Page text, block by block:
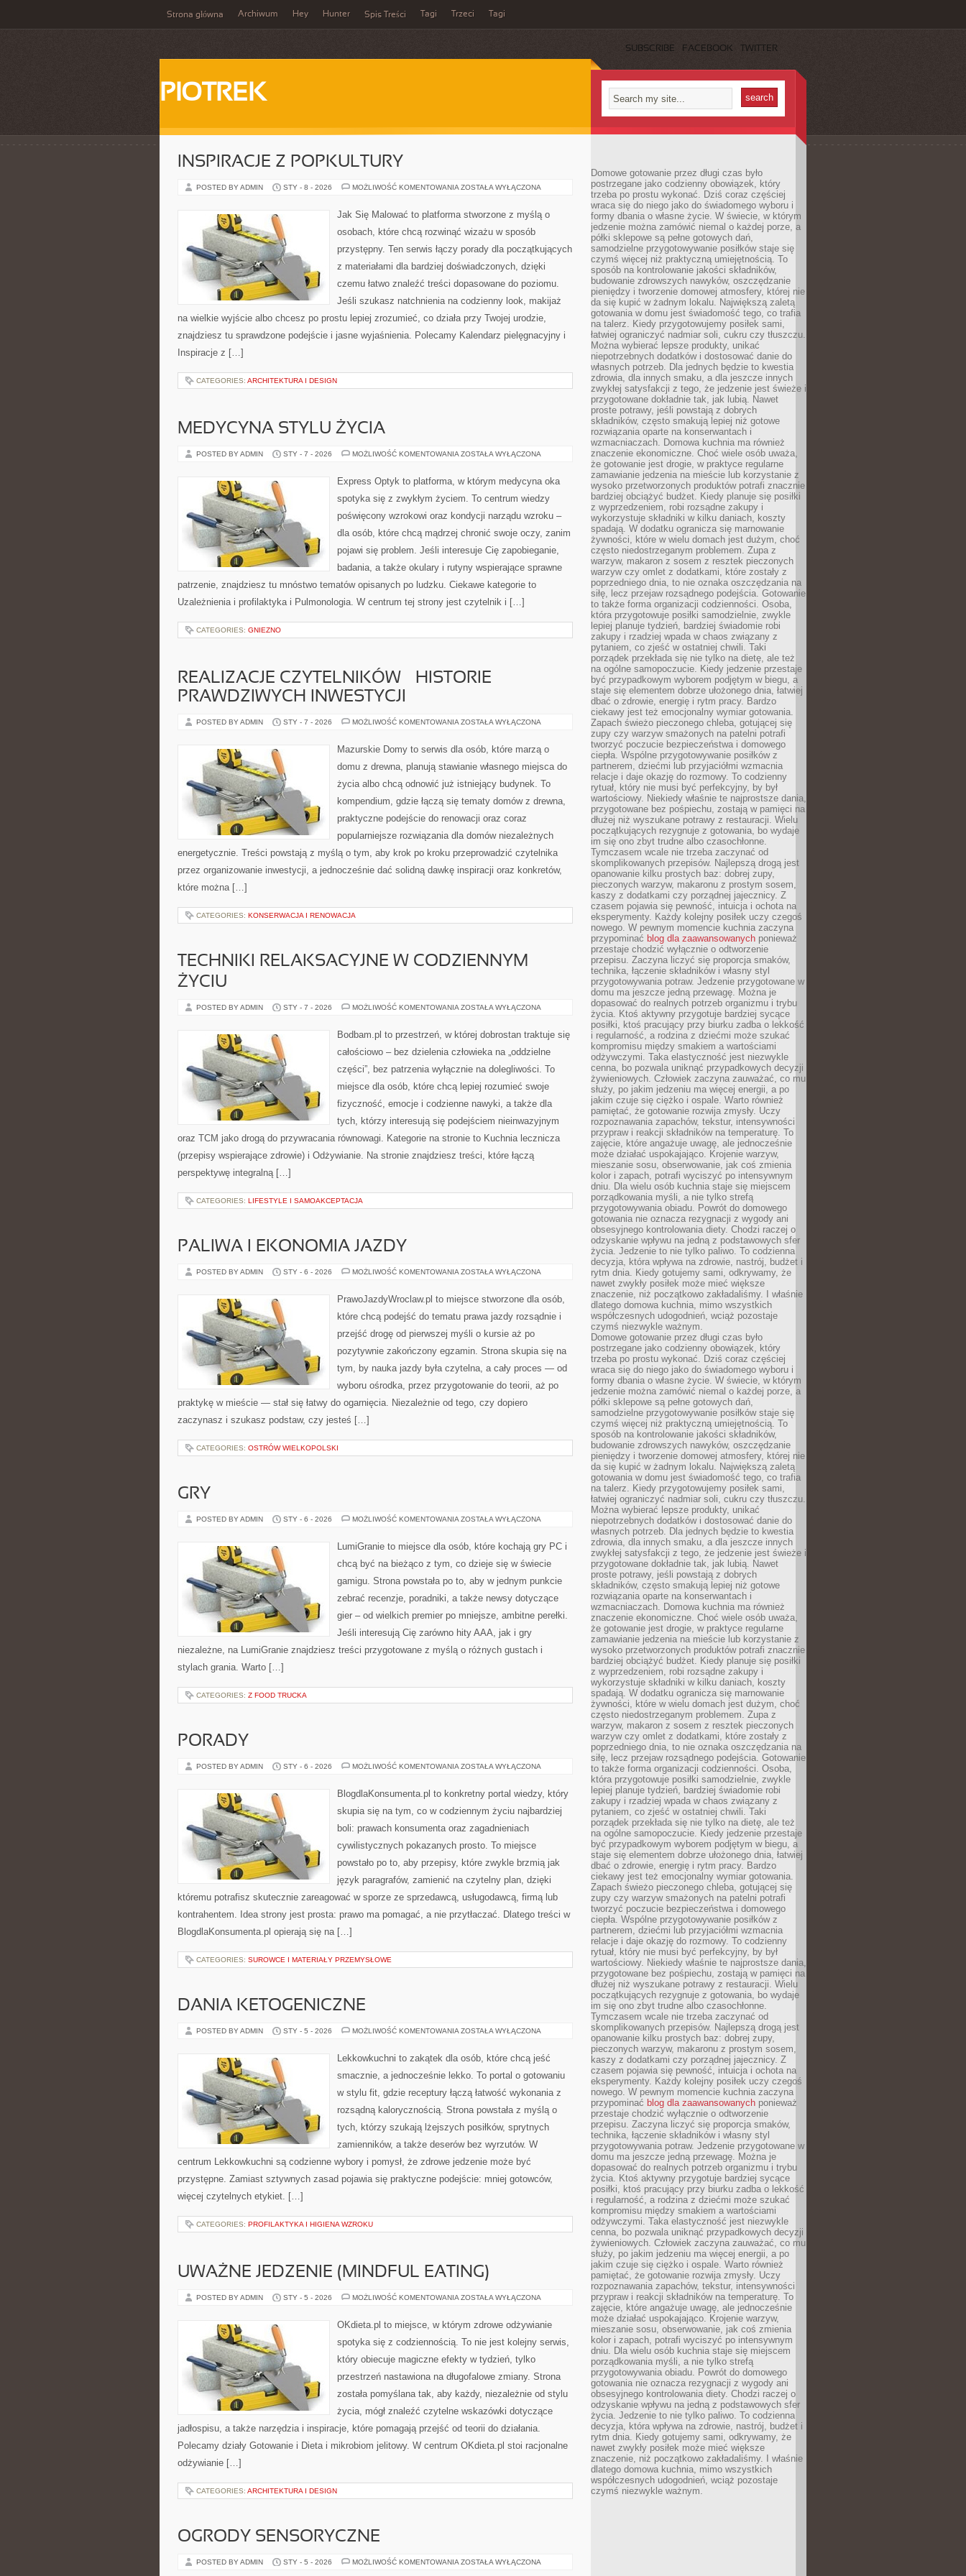
Strona główna Archiwum Hey Hunter Spis Treści Tagi Trzeci Tagi
SUBSCRIBE FACEBOOK TWITTER
PIOTREK
INSPIRACJE Z POPKULTURY
POSTED BY ADMIN STY - 8 - 2026 MOŻLIWOŚĆ KOMENTOWANIA INSPIRACJE
ZOSTAŁA WYŁĄCZONA
Jak Się Malować to platforma stworzone z myślą o
osobach, które chcą rozwinąć wizażu w sposób
przystępny. Ten serwis łączy porady dla początkujących
z materiałami dla bardziej doświadczonych, dzięki
czemu łatwo znaleźć treści dopasowane do poziomu.
Jeśli szukasz natchnienia na codzienny look, makijaż
na wielkie wyjście albo chcesz po prostu lepiej zrozumieć, co działa przy Twojej urodzie,
znajdziesz tu sprawdzone podejście i jasne wyjaśnienia. Polecamy Kalendarz pielęgnacyjny i
Inspiracje z […]
CATEGORIES: ARCHITEKTURA I DESIGN
MEDYCYNA STYLU ŻYCIA
POSTED BY ADMIN STY - 7 - 2026 MOŻLIWOŚĆ KOMENTOWANIA MEDYCYNA
ZOSTAŁA WYŁĄCZONA
Express Optyk to platforma, w którym medycyna oka
spotyka się z zwykłym życiem. To centrum wiedzy
poświęcony wzrokowi oraz kondycji narządu wzroku –
dla osób, które chcą mądrzej chronić swoje oczy, zanim
pojawi się problem. Jeśli interesuje Cię zapobieganie,
badania, a także okulary i rutyny wspierające sprawne
patrzenie, znajdziesz tu mnóstwo tematów opisanych po ludzku. Ciekawe kategorie to
Uzależnienia i profilaktyka i Pulmonologia. W centrum tej strony jest czytelnik i […]
CATEGORIES: GNIEZNO
REALIZACJE CZYTELNIKÓW – HISTORIE
PRAWDZIWYCH INWESTYCJI
POSTED BY ADMIN STY - 7 - 2026 MOŻLIWOŚĆ KOMENTOWANIA REALIZACJE
HISTORIE
PRAWDZIWYCH
ZOSTAŁA WYŁĄCZONA
Mazurskie Domy to serwis dla osób, które marzą o
domu z drewna, planują stawianie własnego miejsca do
życia albo chcą odnowić już istniejący budynek. To
kompendium, gdzie łączą się tematy domów z drewna,
praktyczne podejście do renowacji oraz coraz
popularniejsze rozwiązania dla domów niezależnych
energetycznie. Treści powstają z myślą o tym, aby krok po kroku przeprowadzić czytelnika
przez organizowanie inwestycji, a jednocześnie dać solidną dawkę inspiracji oraz konkretów,
które można […]
CATEGORIES: KONSERWACJA I RENOWACJA
TECHNIKI RELAKSACYJNE W CODZIENNYM
ŻYCIU
POSTED BY ADMIN STY - 7 - 2026 MOŻLIWOŚĆ KOMENTOWANIA TECHNIKI
CODZIENNYM
ŻYCIU
ZOSTAŁA WYŁĄCZONA
Bodbam.pl to przestrzeń, w której dobrostan traktuje się
całościowo – bez dzielenia człowieka na „oddzielne
części”, bez patrzenia wyłącznie na dolegliwości. To
miejsce dla osób, które chcą lepiej rozumieć swoje
fizyczność, emocje i codzienne nawyki, a także dla
tych, którzy interesują się podejściem nieinwazyjnym
oraz TCM jako drogą do przywracania równowagi. Kategorie na stronie to Kuchnia lecznicza
(przepisy wspierające zdrowie) i Odżywianie. Na stronie znajdziesz treści, które łączą
perspektywę integralną […]
CATEGORIES: LIFESTYLE I SAMOAKCEPTACJA
PALIWA I EKONOMIA JAZDY
POSTED BY ADMIN STY - 6 - 2026 MOŻLIWOŚĆ KOMENTOWANIA PALIWA
JAZDY
ZOSTAŁA WYŁĄCZONA
PrawoJazdyWroclaw.pl to miejsce stworzone dla osób,
które chcą podejść do tematu prawa jazdy rozsądnie i
przejść drogę od pierwszej myśli o kursie aż po
pozytywnie zakończony egzamin. Strona skupia się na
tym, by nauka jazdy była czytelna, a cały proces — od
wyboru ośrodka, przez przygotowanie do teorii, aż po
praktykę w mieście — stał się łatwy do ogarnięcia. Niezależnie od tego, czy dopiero
zaczynasz i szukasz podstaw, czy jesteś […]
CATEGORIES: OSTRÓW WIELKOPOLSKI
GRY
POSTED BY ADMIN STY - 6 - 2026 MOŻLIWOŚĆ KOMENTOWANIA GRY
ZOSTAŁA WYŁĄCZONA
LumiGranie to miejsce dla osób, które kochają gry PC i
chcą być na bieżąco z tym, co dzieje się w świecie
gamigu. Strona powstała po to, aby w jednym punkcie
zebrać recenzje, poradniki, a także newsy dotyczące
gier – od wielkich premier po mniejsze, ambitne perełki.
Jeśli interesują Cię zarówno hity AAA, jak i gry
niezależne, na LumiGranie znajdziesz treści przygotowane z myślą o różnych gustach i
stylach grania. Warto […]
CATEGORIES: Z FOOD TRUCKA
PORADY
POSTED BY ADMIN STY - 6 - 2026 MOŻLIWOŚĆ KOMENTOWANIA PORADY
ZOSTAŁA WYŁĄCZONA
BlogdlaKonsumenta.pl to konkretny portal wiedzy, który
skupia się na tym, co w codziennym życiu najbardziej
boli: prawach konsumenta oraz zagadnieniach
cywilistycznych pokazanych prosto. To miejsce
powstało po to, aby przepisy, które zwykle brzmią jak
język paragrafów, zamienić na czytelny plan, dzięki
któremu potrafisz skutecznie zareagować w sporze ze sprzedawcą, usługodawcą, firmą lub
kontrahentem. Idea strony jest prosta: prawo ma pomagać, a nie przytłaczać. Dlatego treści w
BlogdlaKonsumenta.pl opierają się na […]
CATEGORIES: SUROWCE I MATERIAŁY PRZEMYSŁOWE
DANIA KETOGENICZNE
POSTED BY ADMIN STY - 5 - 2026 MOŻLIWOŚĆ KOMENTOWANIA DANIA
ZOSTAŁA WYŁĄCZONA
Lekkowkuchni to zakątek dla osób, które chcą jeść
smacznie, a jednocześnie lekko. To portal o gotowaniu
w stylu fit, gdzie receptury łączą łatwość wykonania z
rozsądną kalorycznością. Strona powstała z myślą o
tych, którzy szukają lżejszych posiłków, sprytnych
zamienników, a także deserów bez wyrzutów. W
centrum Lekkowkuchni są codzienne wybory i pomysł, że zdrowe jedzenie może być
przystępne. Zamiast sztywnych zasad pojawia się praktyczne podejście: mniej gotowców,
więcej czytelnych etykiet. […]
CATEGORIES: PROFILAKTYKA I HIGIENA WZROKU
UWAŻNE JEDZENIE (MINDFUL EATING)
POSTED BY ADMIN STY - 5 - 2026 MOŻLIWOŚĆ KOMENTOWANIA UWAŻNE
EATING)
ZOSTAŁA WYŁĄCZONA
OKdieta.pl to miejsce, w którym zdrowe odżywianie
spotyka się z codziennością. To nie jest kolejny serwis,
który obiecuje magiczne efekty w tydzień, tylko
przestrzeń nastawiona na długofalowe zmiany. Strona
została pomyślana tak, aby każdy, niezależnie od stylu
życia, mógł znaleźć czytelne wskazówki dotyczące
jadłospisu, a także narzędzia i inspiracje, które pomagają przejść od teorii do działania.
Polecamy działy Gotowanie i Dieta i mikrobiom jelitowy. W centrum OKdieta.pl stoi racjonalne
odżywianie […]
CATEGORIES: ARCHITEKTURA I DESIGN
OGRODY SENSORYCZNE
POSTED BY ADMIN STY - 5 - 2026 MOŻLIWOŚĆ KOMENTOWANIA OGRODY
ZOSTAŁA WYŁĄCZONA
Domowe gotowanie przez długi czas było
postrzegane jako codzienny obowiązek, który
trzeba po prostu wykonać. Dziś coraz częściej
wraca się do niego jako do świadomego wyboru i
formy dbania o własne życie. W świecie, w którym
jedzenie można zamówić niemal o każdej porze, a
półki sklepowe są pełne gotowych dań,
samodzielne przygotowywanie posiłków staje się
czymś więcej niż praktyczną umiejętnością. To
sposób na kontrolowanie jakości składników,
budowanie zdrowszych nawyków, oszczędzanie
pieniędzy i tworzenie domowej atmosfery, której nie
da się kupić w żadnym lokalu. Największą zaletą
gotowania w domu jest świadomość tego, co trafia
na talerz. Kiedy przygotowujemy posiłek sami,
łatwiej ograniczyć nadmiar soli, cukru czy tłuszczu.
Można wybierać lepsze produkty, unikać
niepotrzebnych dodatków i dostosować danie do
własnych potrzeb. Dla jednych będzie to kwestia
zdrowia, dla innych smaku, a dla jeszcze innych
zwykłej satysfakcji z tego, że jedzenie jest świeże i
przygotowane dokładnie tak, jak lubią. Nawet
proste potrawy, jeśli powstają z dobrych
składników, często smakują lepiej niż gotowe
rozwiązania oparte na konserwantach i
wzmacniaczach. Domowa kuchnia ma również
znaczenie ekonomiczne. Choć wiele osób uważa,
że gotowanie jest drogie, w praktyce regularne
zamawianie jedzenia na mieście lub korzystanie z
wysoko przetworzonych produktów potrafi znacznie
bardziej obciążyć budżet. Kiedy planuje się posiłki
z wyprzedzeniem, robi rozsądne zakupy i
wykorzystuje składniki w kilku daniach, koszty
spadają. W dodatku ogranicza się marnowanie
żywności, które w wielu domach jest dużym, choć
często niedostrzeganym problemem. Zupa z
warzyw, makaron z sosem z resztek pieczonych
warzyw czy omlet z dodatkami, które zostały z
poprzedniego dnia, to nie oznaka oszczędzania na
siłę, lecz przejaw rozsądnego podejścia. Gotowanie
to także forma organizacji codzienności. Osoba,
która przygotowuje posiłki samodzielnie, zwykle
lepiej planuje tydzień, bardziej świadomie robi
zakupy i rzadziej wpada w chaos związany z
pytaniem, co zjeść w ostatniej chwili. Taki
porządek przekłada się nie tylko na dietę, ale też
na ogólne samopoczucie. Kiedy jedzenie przestaje
być przypadkowym wyborem podjętym w biegu, a
staje się elementem dobrze ułożonego dnia, łatwiej
dbać o zdrowie, energię i rytm pracy. Bardzo
ciekawy jest też emocjonalny wymiar gotowania.
Zapach świeżo pieczonego chleba, gotującej się
zupy czy warzyw smażonych na patelni potrafi
tworzyć poczucie bezpieczeństwa i domowego
ciepła. Wspólne przygotowywanie posiłków z
partnerem, dziećmi lub przyjaciółmi wzmacnia
relacje i daje okazję do rozmowy. To codzienny
rytuał, który nie musi być perfekcyjny, by był
wartościowy. Niekiedy właśnie te najprostsze dania,
przygotowane bez pośpiechu, zostają w pamięci na
dłużej niż wyszukane potrawy z restauracji. Wielu
początkujących rezygnuje z gotowania, bo wydaje
im się ono zbyt trudne albo czasochłonne.
Tymczasem wcale nie trzeba zaczynać od
skomplikowanych przepisów. Najlepszą drogą jest
opanowanie kilku prostych baz: dobrej zupy,
pieczonych warzyw, makaronu z prostym sosem,
kaszy z dodatkami czy porządnej jajecznicy. Z
czasem pojawia się pewność, intuicja i ochota na
eksperymenty. Każdy kolejny posiłek uczy czegoś
nowego. W pewnym momencie kuchnia zaczyna
przypominać blog dla zaawansowanych ponieważ
przestaje chodzić wyłącznie o odtworzenie
przepisu. Zaczyna liczyć się proporcja smaków,
technika, łączenie składników i własny styl
przygotowywania potraw. Jedzenie przygotowane w
domu ma jeszcze jedną przewagę. Można je
dopasować do realnych potrzeb organizmu i trybu
życia. Ktoś aktywny przygotuje bardziej sycące
posiłki, ktoś pracujący przy biurku zadba o lekkość
i regularność, a rodzina z dziećmi może szukać
kompromisu między smakiem a wartościami
odżywczymi. Taka elastyczność jest niezwykle
cenna, bo pozwala uniknąć przypadkowych decyzji
żywieniowych. Człowiek zaczyna zauważać, co mu
służy, po jakim jedzeniu ma więcej energii, a po
jakim czuje się ciężko i ospale. Warto również
pamiętać, że gotowanie rozwija zmysły. Uczy
rozpoznawania zapachów, tekstur, intensywności
przypraw i reakcji składników na temperaturę. To
zajęcie, które angażuje uwagę, ale jednocześnie
może działać uspokajająco. Krojenie warzyw,
mieszanie sosu, obserwowanie, jak coś zmienia
kolor i zapach, potrafi wyciszyć po intensywnym
dniu. Dla wielu osób kuchnia staje się miejscem
porządkowania myśli, a nie tylko strefą
przygotowywania obiadu. Powrót do domowego
gotowania nie oznacza rezygnacji z wygody ani
obsesyjnego kontrolowania diety. Chodzi raczej o
odzyskanie wpływu na jedną z podstawowych sfer
życia. Jedzenie to nie tylko paliwo. To codzienna
decyzja, która wpływa na zdrowie, nastrój, budżet i
rytm dnia. Kiedy gotujemy sami, odkrywamy, że
nawet zwykły posiłek może mieć większe
znaczenie, niż początkowo zakładaliśmy. I właśnie
dlatego domowa kuchnia, mimo wszystkich
współczesnych udogodnień, wciąż pozostaje
czymś niezwykle ważnym.
Domowe gotowanie przez długi czas było
postrzegane jako codzienny obowiązek, który
trzeba po prostu wykonać. Dziś coraz częściej
wraca się do niego jako do świadomego wyboru i
formy dbania o własne życie. W świecie, w którym
jedzenie można zamówić niemal o każdej porze, a
półki sklepowe są pełne gotowych dań,
samodzielne przygotowywanie posiłków staje się
czymś więcej niż praktyczną umiejętnością. To
sposób na kontrolowanie jakości składników,
budowanie zdrowszych nawyków, oszczędzanie
pieniędzy i tworzenie domowej atmosfery, której nie
da się kupić w żadnym lokalu. Największą zaletą
gotowania w domu jest świadomość tego, co trafia
na talerz. Kiedy przygotowujemy posiłek sami,
łatwiej ograniczyć nadmiar soli, cukru czy tłuszczu.
Można wybierać lepsze produkty, unikać
niepotrzebnych dodatków i dostosować danie do
własnych potrzeb. Dla jednych będzie to kwestia
zdrowia, dla innych smaku, a dla jeszcze innych
zwykłej satysfakcji z tego, że jedzenie jest świeże i
przygotowane dokładnie tak, jak lubią. Nawet
proste potrawy, jeśli powstają z dobrych
składników, często smakują lepiej niż gotowe
rozwiązania oparte na konserwantach i
wzmacniaczach. Domowa kuchnia ma również
znaczenie ekonomiczne. Choć wiele osób uważa,
że gotowanie jest drogie, w praktyce regularne
zamawianie jedzenia na mieście lub korzystanie z
wysoko przetworzonych produktów potrafi znacznie
bardziej obciążyć budżet. Kiedy planuje się posiłki
z wyprzedzeniem, robi rozsądne zakupy i
wykorzystuje składniki w kilku daniach, koszty
spadają. W dodatku ogranicza się marnowanie
żywności, które w wielu domach jest dużym, choć
często niedostrzeganym problemem. Zupa z
warzyw, makaron z sosem z resztek pieczonych
warzyw czy omlet z dodatkami, które zostały z
poprzedniego dnia, to nie oznaka oszczędzania na
siłę, lecz przejaw rozsądnego podejścia. Gotowanie
to także forma organizacji codzienności. Osoba,
która przygotowuje posiłki samodzielnie, zwykle
lepiej planuje tydzień, bardziej świadomie robi
zakupy i rzadziej wpada w chaos związany z
pytaniem, co zjeść w ostatniej chwili. Taki
porządek przekłada się nie tylko na dietę, ale też
na ogólne samopoczucie. Kiedy jedzenie przestaje
być przypadkowym wyborem podjętym w biegu, a
staje się elementem dobrze ułożonego dnia, łatwiej
dbać o zdrowie, energię i rytm pracy. Bardzo
ciekawy jest też emocjonalny wymiar gotowania.
Zapach świeżo pieczonego chleba, gotującej się
zupy czy warzyw smażonych na patelni potrafi
tworzyć poczucie bezpieczeństwa i domowego
ciepła. Wspólne przygotowywanie posiłków z
partnerem, dziećmi lub przyjaciółmi wzmacnia
relacje i daje okazję do rozmowy. To codzienny
rytuał, który nie musi być perfekcyjny, by był
wartościowy. Niekiedy właśnie te najprostsze dania,
przygotowane bez pośpiechu, zostają w pamięci na
dłużej niż wyszukane potrawy z restauracji. Wielu
początkujących rezygnuje z gotowania, bo wydaje
im się ono zbyt trudne albo czasochłonne.
Tymczasem wcale nie trzeba zaczynać od
skomplikowanych przepisów. Najlepszą drogą jest
opanowanie kilku prostych baz: dobrej zupy,
pieczonych warzyw, makaronu z prostym sosem,
kaszy z dodatkami czy porządnej jajecznicy. Z
czasem pojawia się pewność, intuicja i ochota na
eksperymenty. Każdy kolejny posiłek uczy czegoś
nowego. W pewnym momencie kuchnia zaczyna
przypominać blog dla zaawansowanych ponieważ
przestaje chodzić wyłącznie o odtworzenie
przepisu. Zaczyna liczyć się proporcja smaków,
technika, łączenie składników i własny styl
przygotowywania potraw. Jedzenie przygotowane w
domu ma jeszcze jedną przewagę. Można je
dopasować do realnych potrzeb organizmu i trybu
życia. Ktoś aktywny przygotuje bardziej sycące
posiłki, ktoś pracujący przy biurku zadba o lekkość
i regularność, a rodzina z dziećmi może szukać
kompromisu między smakiem a wartościami
odżywczymi. Taka elastyczność jest niezwykle
cenna, bo pozwala uniknąć przypadkowych decyzji
żywieniowych. Człowiek zaczyna zauważać, co mu
służy, po jakim jedzeniu ma więcej energii, a po
jakim czuje się ciężko i ospale. Warto również
pamiętać, że gotowanie rozwija zmysły. Uczy
rozpoznawania zapachów, tekstur, intensywności
przypraw i reakcji składników na temperaturę. To
zajęcie, które angażuje uwagę, ale jednocześnie
może działać uspokajająco. Krojenie warzyw,
mieszanie sosu, obserwowanie, jak coś zmienia
kolor i zapach, potrafi wyciszyć po intensywnym
dniu. Dla wielu osób kuchnia staje się miejscem
porządkowania myśli, a nie tylko strefą
przygotowywania obiadu. Powrót do domowego
gotowania nie oznacza rezygnacji z wygody ani
obsesyjnego kontrolowania diety. Chodzi raczej o
odzyskanie wpływu na jedną z podstawowych sfer
życia. Jedzenie to nie tylko paliwo. To codzienna
decyzja, która wpływa na zdrowie, nastrój, budżet i
rytm dnia. Kiedy gotujemy sami, odkrywamy, że
nawet zwykły posiłek może mieć większe
znaczenie, niż początkowo zakładaliśmy. I właśnie
dlatego domowa kuchnia, mimo wszystkich
współczesnych udogodnień, wciąż pozostaje
czymś niezwykle ważnym.